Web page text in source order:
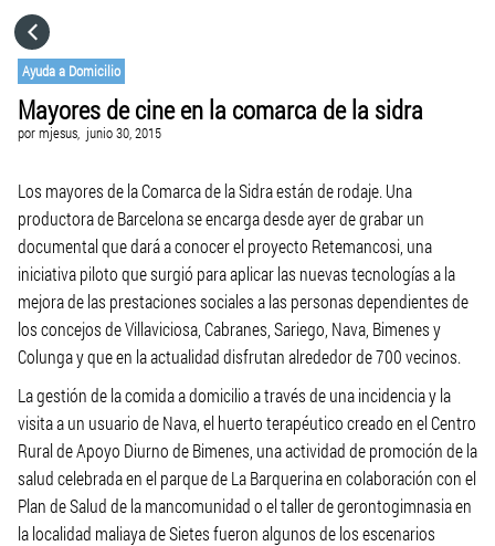
Ayuda a Domicilio
Mayores de cine en la comarca de la sidra
pormjesus, junio 30, 2015
Los mayores de la Comarca de la Sidra están de rodaje. Una
productora de Barcelona se encarga desde ayer de grabar un
documental que dará a conocer el proyecto Retemancosi, una
iniciativa piloto que surgió para aplicar las nuevas tecnologías a la
mejora de las prestaciones sociales a las personas dependientes de
los concejos de Villaviciosa, Cabranes, Sariego, Nava, Bimenes y
Colunga y que en la actualidad disfrutan alrededor de 700 vecinos.
La gestión de la comida a domicilio a través de una incidencia y la
visita a un usuario de Nava, el huerto terapéutico creado en el Centro
Rural de Apoyo Diurno de Bimenes, una actividad de promoción de la
salud celebrada en el parque de La Barquerina en colaboración con el
Plan de Salud de la mancomunidad o el taller de gerontogimnasia en
la localidad maliaya de Sietes fueron algunos de los escenarios
CATEGORÍAS
IR A
VISITA EL SITIO WEB